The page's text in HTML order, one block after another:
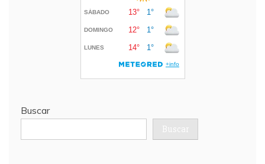
Buscar
Buscar